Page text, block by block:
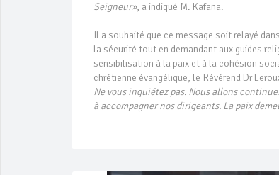
Seigneur», a indiqué M. Kafana.
Il a souhaité que ce message soit relayé
la sécurité tout en demandant aux guides
sensibilisation à la paix et à la cohésion
chrétienne évangélique, le Révérend Dr
Ne vous inquiétez pas. Nous allons
à accompagner nos dirigeants. La paix